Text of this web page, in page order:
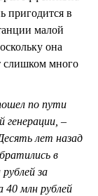
пригодится в
малой
она
слишком много
по пути
генерации, –
лет назад
в
за
40 млн рублей